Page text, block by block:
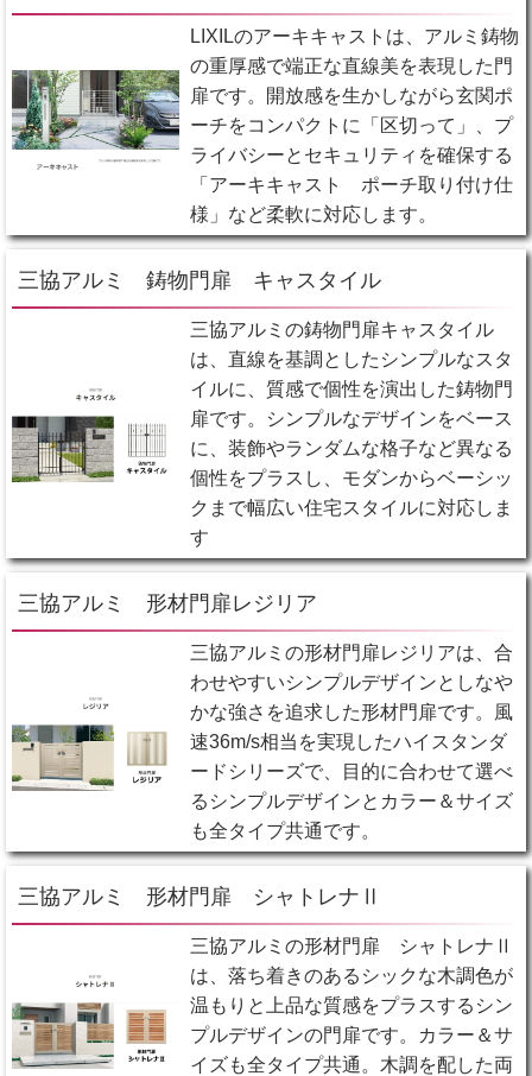
LIXILのアーキキャストは、アルミ鋳物
の重厚感で端正な直線美を表現した門
扉です。開放感を生かしながら玄関ポ
ーチをコンパクトに「区切って」、プ
ライバシーとセキュリティを確保する
「アーキキャスト ポーチ取り付け仕
様」など柔軟に対応します。
三協アルミ 鋳物門扉 キャスタイル
三協アルミの鋳物門扉キャスタイル
は、直線を基調としたシンプルなスタ
イルに、質感で個性を演出した鋳物門
扉です。シンプルなデザインをベース
に、装飾やランダムな格子など異なる
個性をプラスし、モダンからベーシッ
クまで幅広い住宅スタイルに対応しま
す
三協アルミ 形材門扉レジリア
三協アルミの形材門扉レジリアは、合
わせやすいシンプルデザインとしなや
かな強さを追求した形材門扉です。風
速36m/s相当を実現したハイスタンダ
ードシリーズで、目的に合わせて選べ
るシンプルデザインとカラー＆サイズ
も全タイプ共通です。
三協アルミ 形材門扉 シャトレナⅡ
三協アルミの形材門扉 シャトレナⅡ
は、落ち着きのあるシックな木調色が
温もりと上品な質感をプラスするシン
プルデザインの門扉です。カラー＆サ
イズも全タイプ共通。木調を配した両